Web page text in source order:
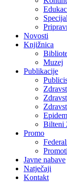
Novosti
Knjižnica
Muzej
Publikacije
Bilteni
Promo
Javne nabave
Natječaji
Kontakt